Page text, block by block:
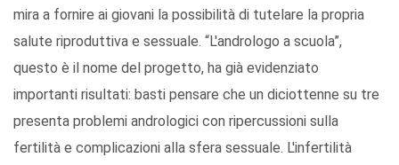
mira a fornire ai giovani la possibilità di tutelare la propria
salute riproduttiva e sessuale. “L'andrologo a scuola”,
questo è il nome del progetto, ha già evidenziato
importanti risultati: basti pensare che un diciottenne su tre
presenta problemi andrologici con ripercussioni sulla
fertilità e complicazioni alla sfera sessuale. L'infertilità